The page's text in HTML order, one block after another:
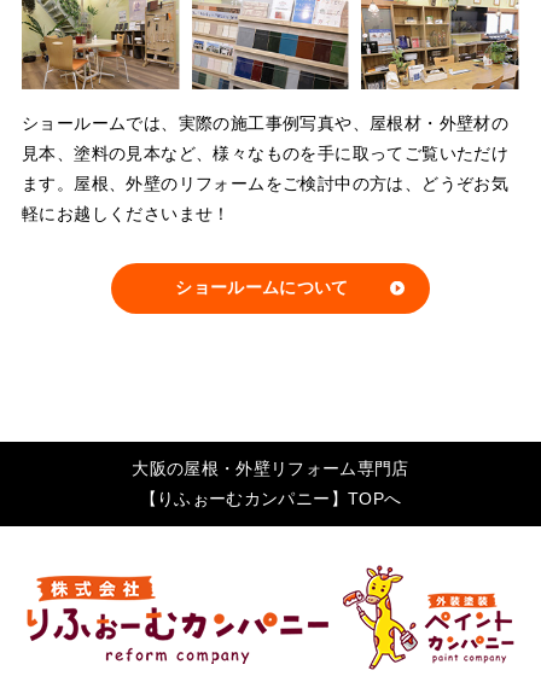
ショールームでは、実際の施工事例写真や、屋根材・外壁材の
見本、塗料の見本など、様々なものを手に取ってご覧いただけ
ます。屋根、外壁のリフォームをご検討中の方は、どうぞお気
軽にお越しくださいませ！
ショールームについて
大阪の屋根・外壁リフォーム専門店
【りふぉーむカンパニー】TOPへ